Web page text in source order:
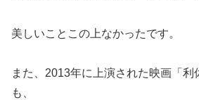
美しいことこの上なかったです。
また、2013年に上演された映画「利
も、